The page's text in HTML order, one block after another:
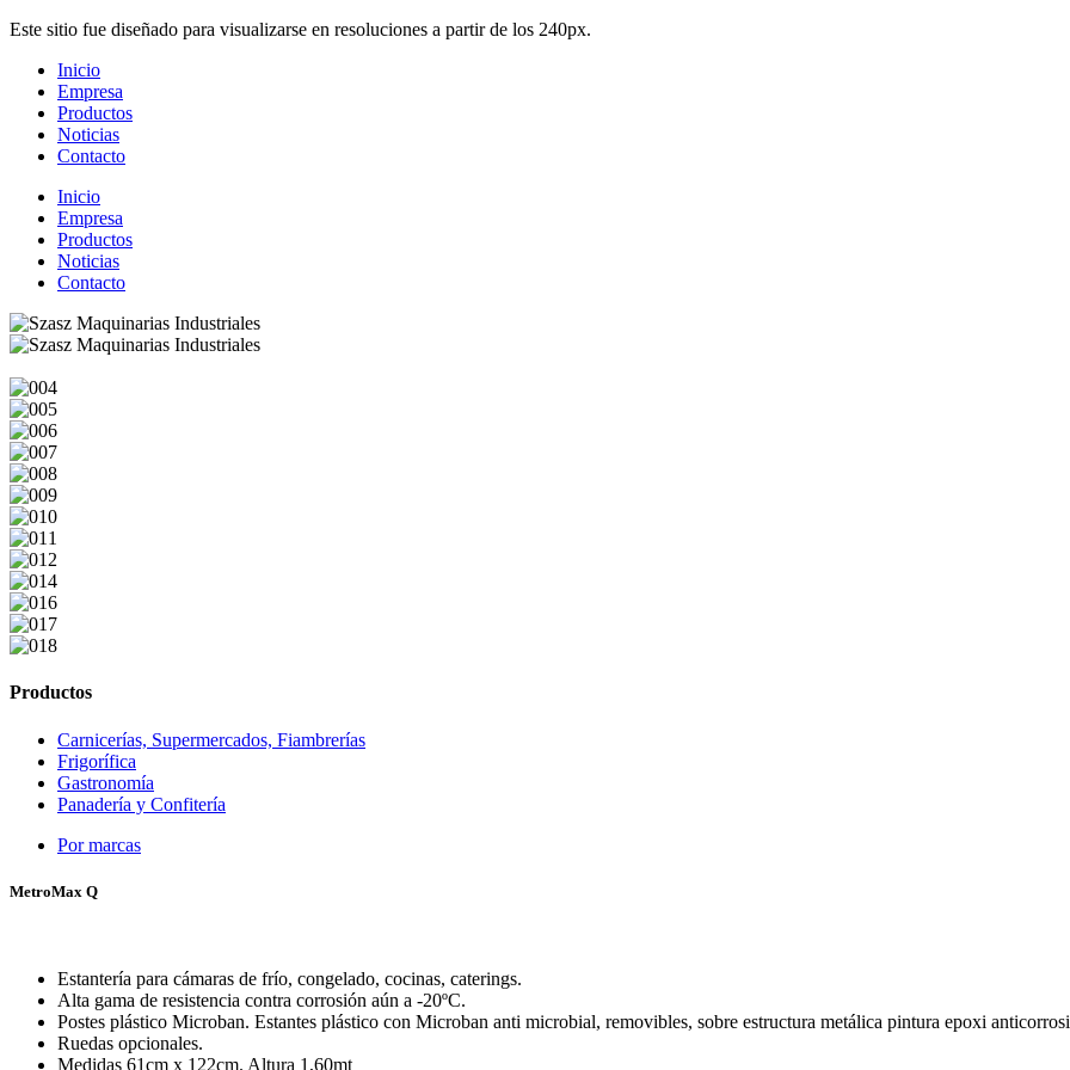
Este sitio fue diseñado para visualizarse en resoluciones a partir de los 240px.
Inicio
Empresa
Productos
Noticias
Contacto
Inicio
Empresa
Productos
Noticias
Contacto
Productos
Carnicerías, Supermercados, Fiambrerías
Frigorífica
Gastronomía
Panadería y Confitería
Por marcas
MetroMax Q
Estantería para cámaras de frío, congelado, cocinas, caterings.
Alta gama de resistencia contra corrosión aún a -20ºC.
Postes plástico Microban. Estantes plástico con Microban anti microbial, removibles, sobre estructura metálica pintura epoxi
Ruedas opcionales.
Medidas 61cm x 122cm. Altura 1,60mt